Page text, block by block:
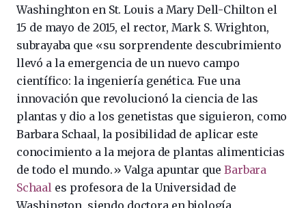
Washinghton en St. Louis a Mary Dell-Chilton el
15 de mayo de 2015, el rector, Mark S. Wrighton,
subrayaba que «su sorprendente descubrimiento
llevó a la emergencia de un nuevo campo
científico: la ingeniería genética. Fue una
innovación que revolucionó la ciencia de las
plantas y dio a los genetistas que siguieron, como
Barbara Schaal, la posibilidad de aplicar este
conocimiento a la mejora de plantas alimenticias
de todo el mundo.» Valga apuntar queBarbara
Schaales profesora de la Universidad de